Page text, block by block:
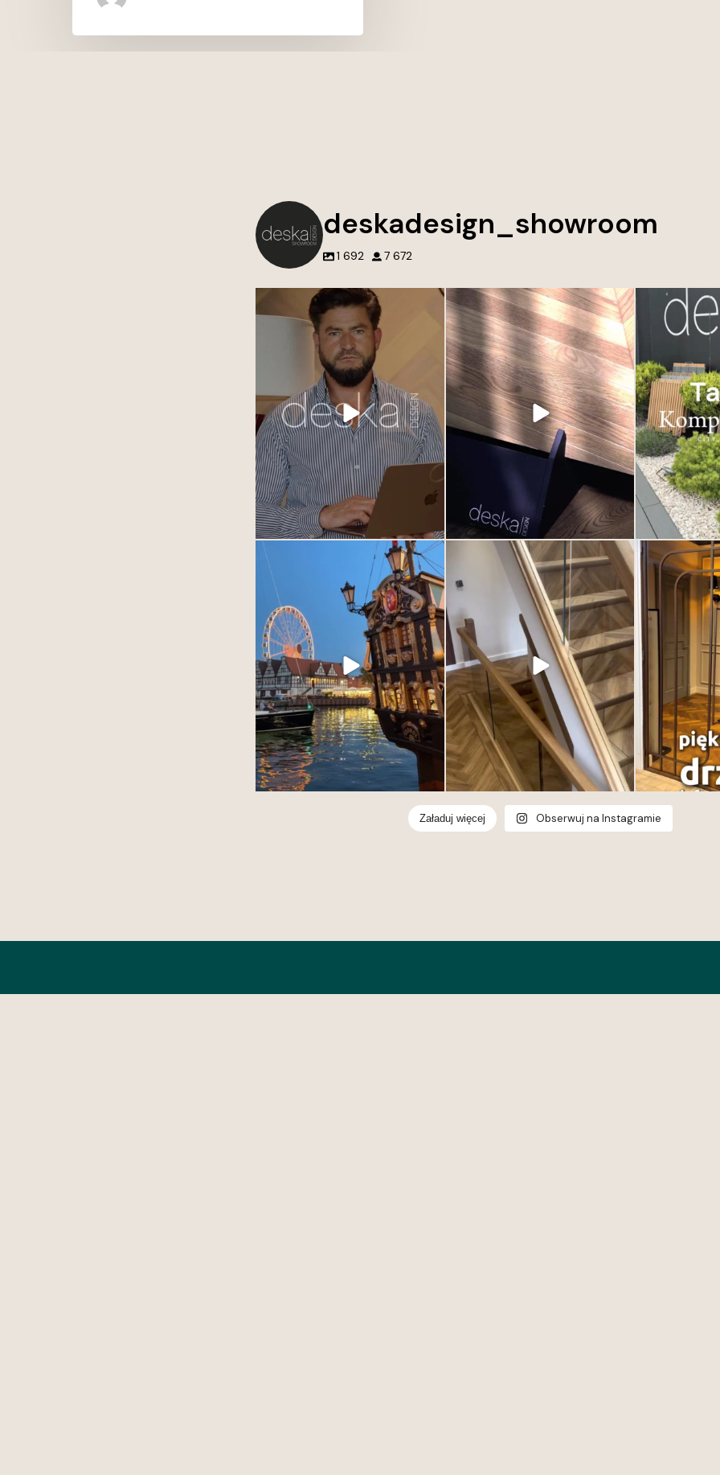
deskadesign_showroom
1 692 7 672
Blisko 15 lat wspólnej pracy, pasji i
zaangażowania. ❤️
To właśnie dzięki Wam możemy każdego
dnia tworzyć wnętrza, które spełniają
marzenia i odpowiadają na Wasze
potrzeby.
Dziękujemy za zaufanie, którym
obdarzacie nas od tylu lat.
To dla nas największa motywacja, by
każdego dnia...
13 1
Nie tworzymy tylko wnętrz. Tworzymy
przestrzenie, do których chce się
wracać.
Każdy projekt to połączenie jakości,
estetyki i dbałości o najmniejsze detale.
Wierzymy, że to właśnie one robią
największą różnicę.
Jeśli szukasz inspiracji lub rozwiązań
premium do swojego domu lub...
3 0
Przed naszym
Design w
historię.
wyjątkowymi
inspirację,
jednym miejscu.
Deska Design –
Odkryj
Najpiękniejsze miasto w Polsce to?
0
Podłoga winylowa może wyglądać
szlachetnie. Zależy to od jakości samego
produktu ale przede wszystkim od
ułożonego wzoru.
77 6
Drzwi nie
przestrzeni.
z
subtelny,
charakterze.
ponadczasowe.
Deska Design i
detal potrafi
Załaduj więcej Obserwuj na Instagramie